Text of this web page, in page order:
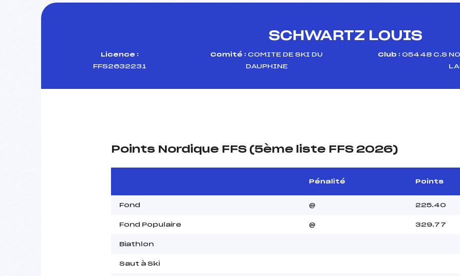
SCHWARTZ LOUIS
Licence :
FFS2632231
Comité : COMITE DE SKI DU
DAUPHINE
Club : 05448 C.S
Points Nordique FFS (5ème liste FFS 2026)
Pénalité Points
Fond @ 225.40
Fond Populaire @ 329.77
Biathlon
Saut à Ski